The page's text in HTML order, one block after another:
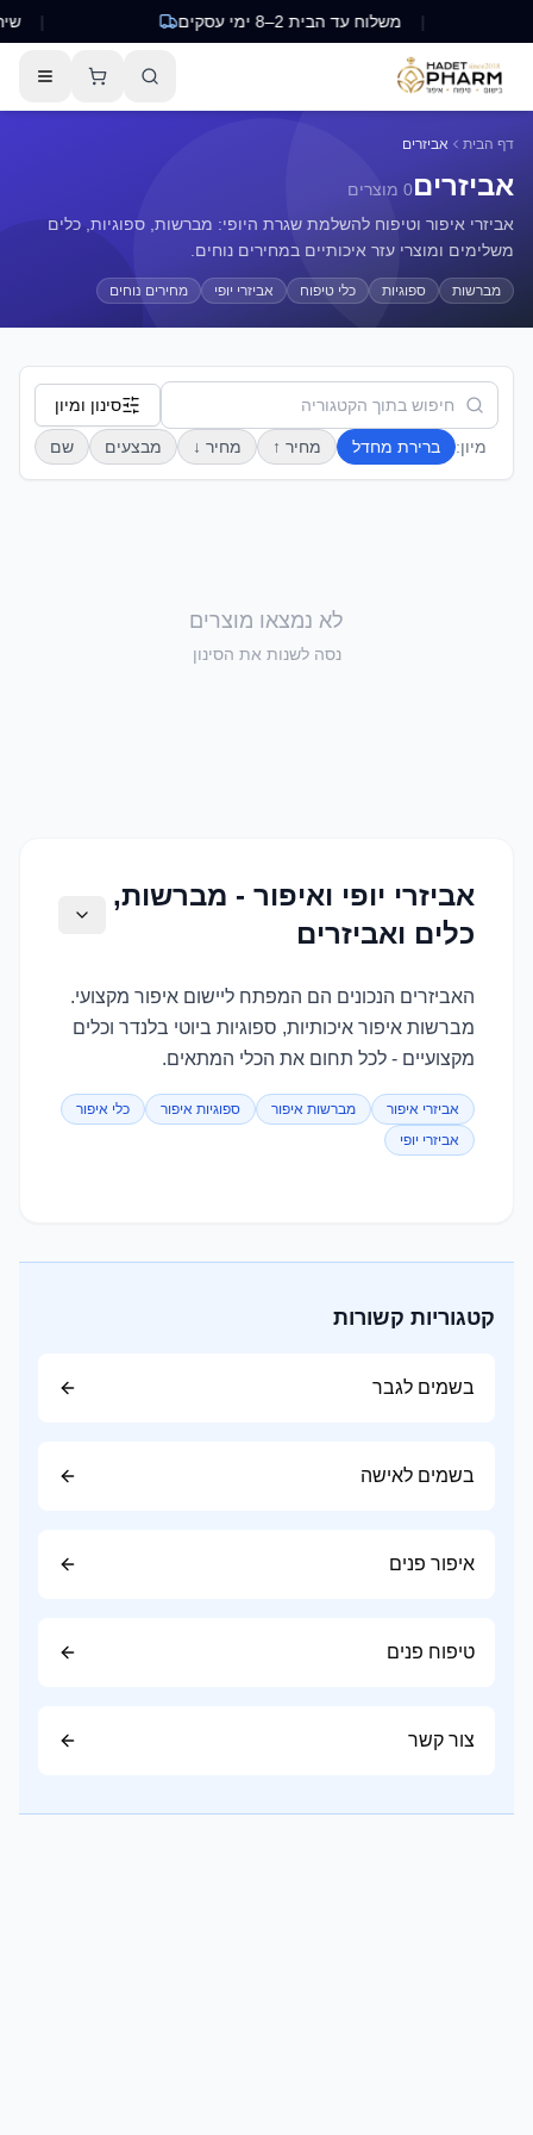
משלוח עד הבית 2–8 ימי עסקים
דף הבית אביזרים
אביזרים0 מוצרים
אביזרי איפור וטיפוח להשלמת שגרת היופי: מברשות, ספוגיות, כלים
משלימים ומוצרי עזר איכותיים במחירים נוחים.
מברשות ספוגיות כלי טיפוח אביזרי יופי מחירים נוחים
סינון ומיון
מיון: ברירת מחדל מחיר ↑ מחיר ↓ מבצעים שם
לא נמצאו מוצרים
נסה לשנות את הסינון
אביזרי יופי ואיפור - מברשות,
כלים ואביזרים
האביזרים הנכונים הם המפתח ליישום איפור מקצועי.
מברשות איפור איכותיות, ספוגיות ביוטי בלנדר וכלים
מקצועיים - לכל תחום את הכלי המתאים.
אביזרי איפור מברשות איפור ספוגיות איפור
כלי איפור
אביזרי יופי
קטגוריות קשורות
בשמים לגבר
בשמים לאישה
איפור פנים
טיפוח פנים
צור קשר